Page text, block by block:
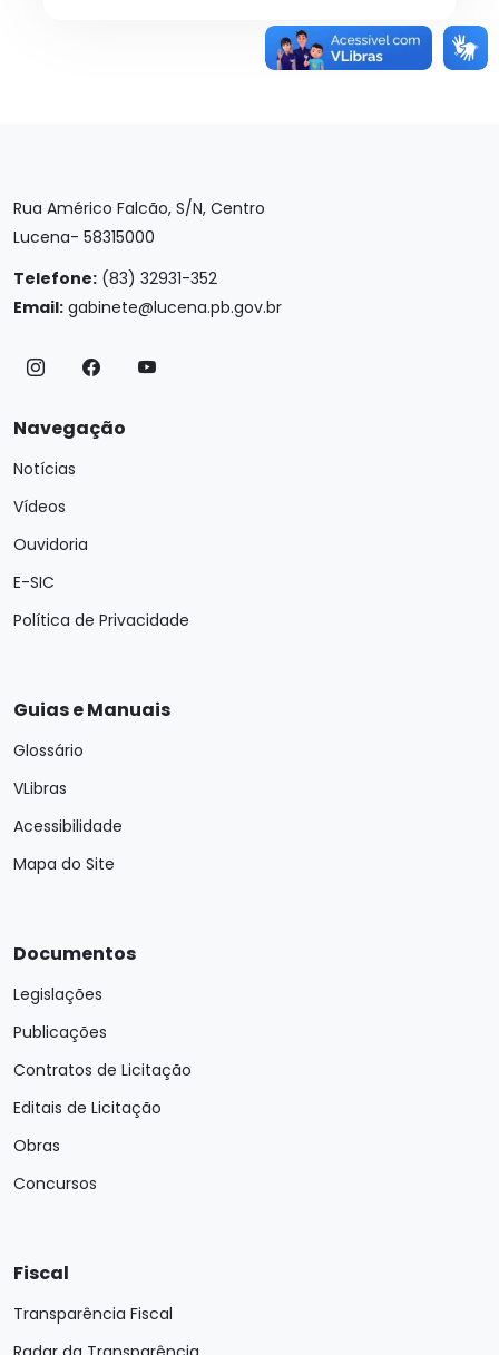
Rua Américo Falcão, S/N, Centro
Lucena- 58315000
Telefone: (83) 32931-352
Email: gabinete@lucena.pb.gov.br
Navegação
Notícias
Vídeos
Ouvidoria
E-SIC
Política de Privacidade
Guias e Manuais
Glossário
VLibras
Acessibilidade
Mapa do Site
Documentos
Legislações
Publicações
Contratos de Licitação
Editais de Licitação
Obras
Concursos
Fiscal
Transparência Fiscal